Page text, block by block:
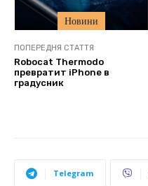
Новини
ПОПЕРЕДНЯ СТАТТЯ
Robocat Thermodo
превратит iPhone в
градусник
Telegram